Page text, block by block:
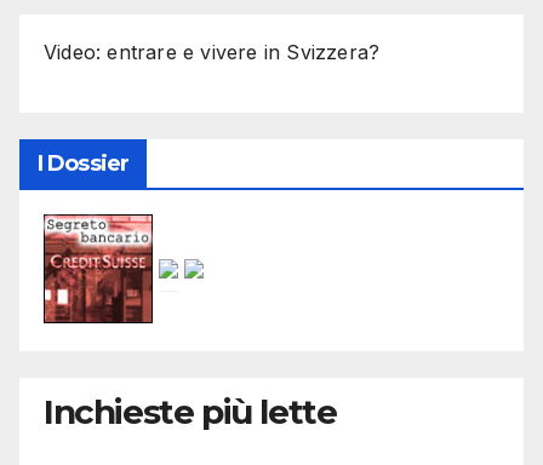
Video: entrare e vivere in Svizzera?
I Dossier
Inchieste più lette